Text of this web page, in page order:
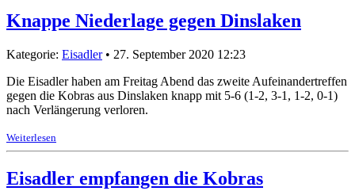
Knappe Niederlage gegen Dinslaken
Kategorie: Eisadler• 27. September 2020 12:23
Die Eisadler haben am Freitag Abend das zweite Aufeinandertreffen
gegen die Kobras aus Dinslaken knapp mit 5-6 (1-2, 3-1, 1-2, 0-1)
nach Verlängerung verloren.
Weiterlesen
Eisadler empfangen die Kobras